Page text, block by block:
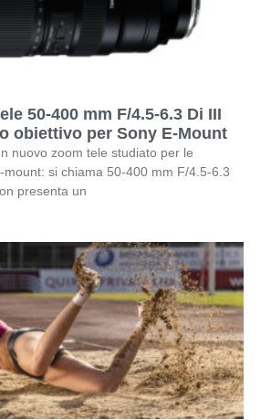
50-400 mm F/4.5-6.3 Di III
obiettivo per Sony E-Mount
nuovo zoom tele studiato per le
mount: si chiama 50-400 mm F/4.5-6.3
presenta un